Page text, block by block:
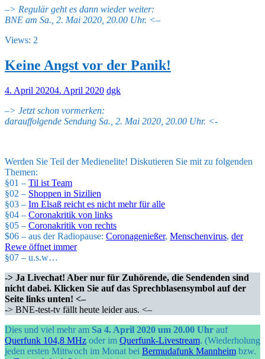
–> Regulär geht es dann wieder weiter:
BNE am Sa., 2. Mai 2020, 20.00 Uhr. <–
Views: 2
Keine Angst vor der Panik!
4. April 20204. April 2020 dgk
–> Jetzt schon vormerken:
darauffolgende Sendung Sa., 2. Mai 2020, 20.00 Uhr. <-
Werden Sie Teil der Medienelite! Diskutieren Sie mit zu folgenden
Themen:
§01 – Til ist Team
§02 – Shoppen in Sizilien
§03 – Im Elsaß reicht es nicht mehr für alle
§04 – Coronakritik von links
§05 – Coronakritik von rechts
$06 – aus der Radiopause: Coronagenießer, Menschenvirus, der
Rewe öffnet immer
§07 – u.s.w…
-> Ja Livechat! Aber nur für Zuhörende, die Sendenden sind
nicht dabei. Klicken Sie auf das Sprechblasensymbol auf der
Seite links unten! <–
-> BNE-test-tv fällt heute leider aus. <–
Dies und viel mehr am Sa 4. April 2020 um 20.00 Uhr auf
Querfunk 104,8 MHz oder im Querfunk-Livestream. (Wiederholung
jeden ersten Mittwoch im Monat bei Bermudafunk Mannheim bzw.